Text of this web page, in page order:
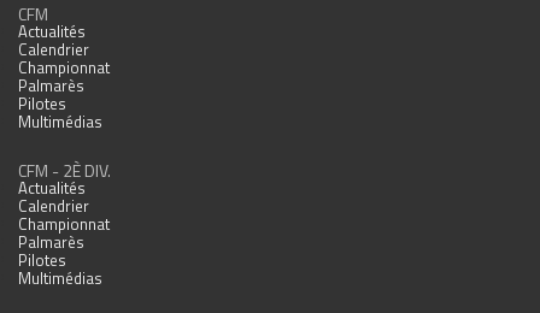
CFM
Actualités
Calendrier
Championnat
Palmarès
Pilotes
Multimédias
CFM - 2È DIV.
Actualités
Calendrier
Championnat
Palmarès
Pilotes
Multimédias